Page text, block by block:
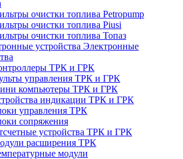
очистки топлива Petropump
очистки топлива Piusi
очистки топлива Топаз
Электронные
ТРК и ГРК
управления ТРК и ГРК
компьютеры ТРК и ГРК
индикации ТРК и ГРК
управления ТРК
сопряжения
устройства ТРК и ГРК
расширения ТРК
модули